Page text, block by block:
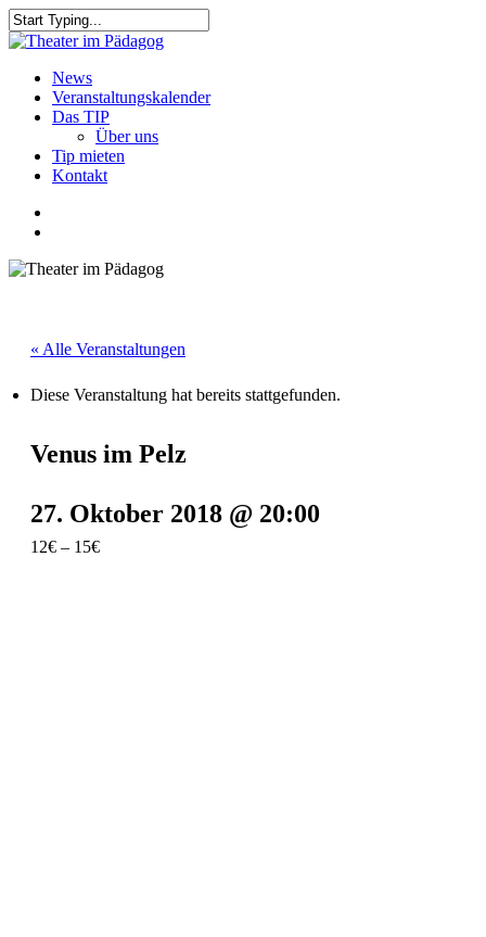
Skip
to
content
Close
search
Menu
News
Veranstaltungskalender
Das TIP
Über uns
Tip mieten
Kontakt
« Alle Veranstaltungen
Diese Veranstaltung hat bereits stattgefunden.
Venus im Pelz
27. Oktober 2018 @ 20:00
12€ – 15€